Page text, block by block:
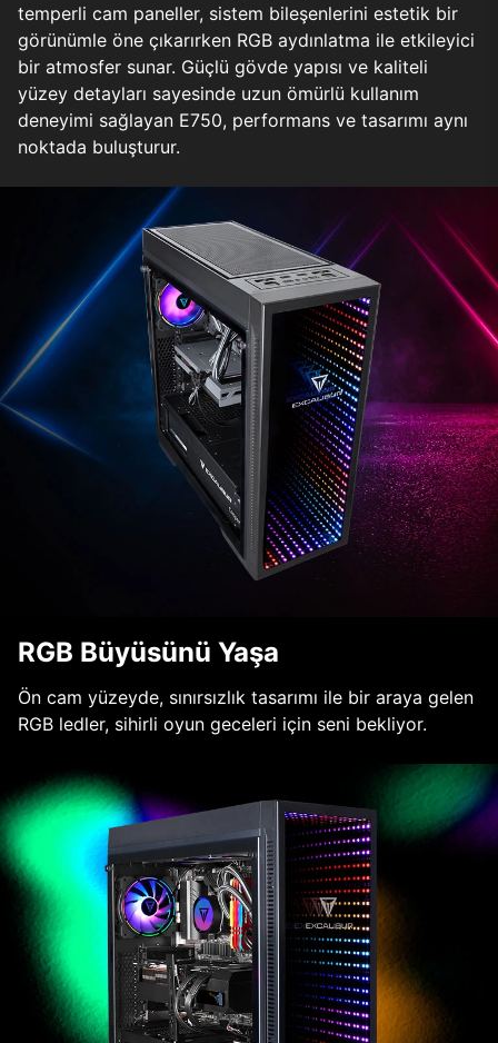
temperli cam paneller, sistem bileşenlerini estetik bir
görünümle öne çıkarırken RGB aydınlatma ile etkileyici
bir atmosfer sunar. Güçlü gövde yapısı ve kaliteli
yüzey detayları sayesinde uzun ömürlü kullanım
deneyimi sağlayan E750, performans ve tasarımı aynı
noktada buluşturur.
RGB Büyüsünü Yaşa
Ön cam yüzeyde, sınırsızlık tasarımı ile bir araya gelen
RGB ledler, sihirli oyun geceleri için seni bekliyor.